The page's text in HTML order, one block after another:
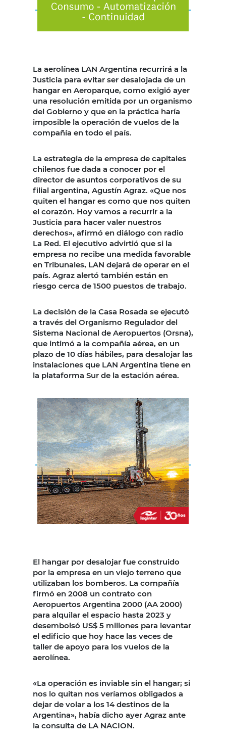
La aerolínea LAN Argentina recurrirá a la
Justicia para evitar ser desalojada de un
hangar en Aeroparque, como exigió ayer
una resolución emitida por un organismo
del Gobierno y que en la práctica haría
imposible la operación de vuelos de la
compañía en todo el país.
La estrategia de la empresa de capitales
chilenos fue dada a conocer por el
director de asuntos corporativos de su
filial argentina, Agustín Agraz. «Que nos
quiten el hangar es como que nos quiten
el corazón. Hoy vamos a recurrir a la
Justicia para hacer valer nuestros
derechos», afirmó en diálogo con radio
La Red. El ejecutivo advirtió que si la
empresa no recibe una medida favorable
en Tribunales, LAN dejará de operar en el
país. Agraz alertó también están en
riesgo cerca de 1500 puestos de trabajo.
La decisión de la Casa Rosada se ejecutó
a través del Organismo Regulador del
Sistema Nacional de Aeropuertos (Orsna),
que intimó a la compañía aérea, en un
plazo de 10 días hábiles, para desalojar las
instalaciones que LAN Argentina tiene en
la plataforma Sur de la estación aérea.
El hangar por desalojar fue construido
por la empresa en un viejo terreno que
utilizaban los bomberos. La compañía
firmó en 2008 un contrato con
Aeropuertos Argentina 2000 (AA 2000)
para alquilar el espacio hasta 2023 y
desembolsó US$ 5 millones para levantar
el edificio que hoy hace las veces de
taller de apoyo para los vuelos de la
aerolínea.
«La operación es inviable sin el hangar; si
nos lo quitan nos veríamos obligados a
dejar de volar a los 14 destinos de la
Argentina», había dicho ayer Agraz ante
la consulta de LA NACION.